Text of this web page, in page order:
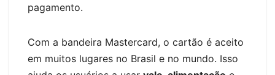
pagamento.
Com a bandeira Mastercard, o cartão é aceito
em muitos lugares no Brasil e no mundo. Isso